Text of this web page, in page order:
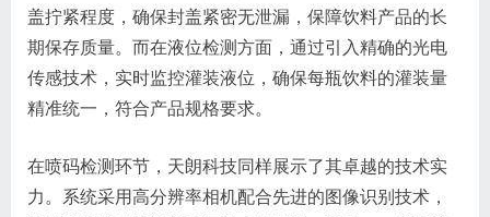
盖拧紧程度，确保封盖紧密无泄漏，保障饮料产品的长
期保存质量。而在液位检测方面，通过引入精确的光电
传感技术，实时监控灌装液位，确保每瓶饮料的灌装量
精准统一，符合产品规格要求。
在喷码检测环节，天朗科技同样展示了其卓越的技术实
力。系统采用高分辨率相机配合先进的图像识别技术，